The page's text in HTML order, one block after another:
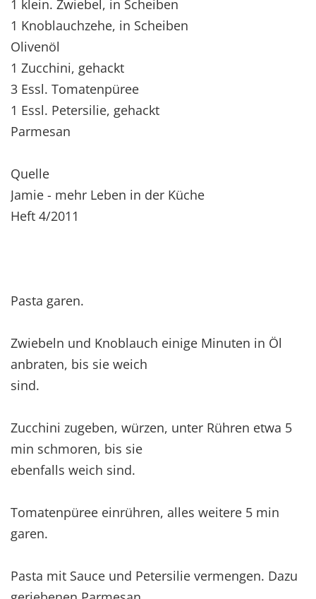
1 klein. Zwiebel, in Scheiben
1 Knoblauchzehe, in Scheiben
Olivenöl
1 Zucchini, gehackt
3 Essl. Tomatenpüree
1 Essl. Petersilie, gehackt
Parmesan
Quelle
Jamie - mehr Leben in der Küche
Heft 4/2011
Pasta garen.
Zwiebeln und Knoblauch einige Minuten in Öl
anbraten, bis sie weich
sind.
Zucchini zugeben, würzen, unter Rühren etwa 5
min schmoren, bis sie
ebenfalls weich sind.
Tomatenpüree einrühren, alles weitere 5 min
garen.
Pasta mit Sauce und Petersilie vermengen. Dazu